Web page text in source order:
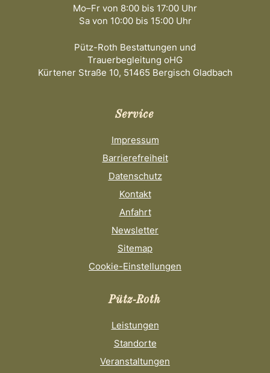
Mo–Fr von 8:00 bis 17:00 Uhr
Sa von 10:00 bis 15:00 Uhr
Pütz-Roth Bestattungen und
Trauerbegleitung oHG
Kürtener Straße 10, 51465 Bergisch Gladbach
Service
Impressum
Barrierefreiheit
Datenschutz
Kontakt
Anfahrt
Newsletter
Sitemap
Cookie-Einstellungen
Pütz-Roth
Leistungen
Standorte
Veranstaltungen